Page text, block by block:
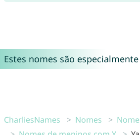
Estes nomes são
CharliesNames Nomes